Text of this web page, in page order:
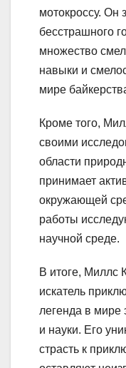
мотокроссу. Он
бесстрашного
множество
навыки и
мире
Кроме того,
своими
области
принимает
окружающей
работы
научной среде.
В итоге, Миллс
искатель
легенда в мире
и науки. Его
страсть к